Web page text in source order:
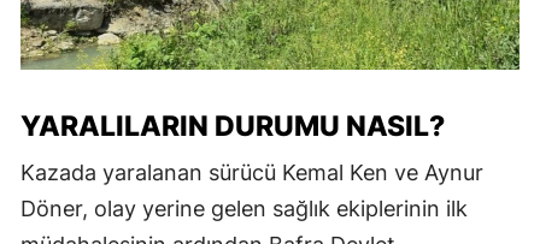
YARALILARIN DURUMU NASIL?
Kazada yaralanan sürücü Kemal Ken ve Aynur
Döner, olay yerine gelen sağlık ekiplerinin ilk